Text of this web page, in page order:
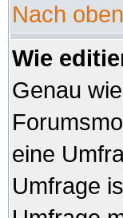
Nach oben
Wie
Genau
eine
Umfrage